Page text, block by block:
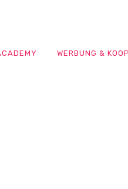
WERBUNG &